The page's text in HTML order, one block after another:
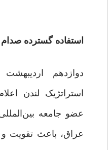
استفاده گسترده
استراتژیک لندن
عضو جامعه
عراق، باعث تقویت